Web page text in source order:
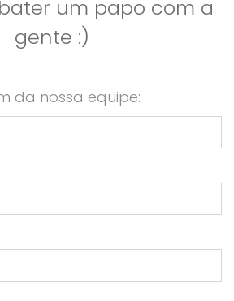
um papo com a
gente :)
da nossa equipe: